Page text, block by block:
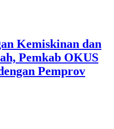
Kemiskinan dan
Pemkab OKUS
Pemprov